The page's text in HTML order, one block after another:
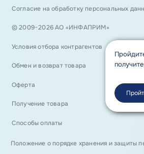
Согласие на обработку персональных
Положение о порядке хранения и защиты
© 2009−2026 АО «ИНФАПРИМ»
Условия отбора контрагентов
Обмен и возврат товара
Оферта
Получение товара
Способы оплаты